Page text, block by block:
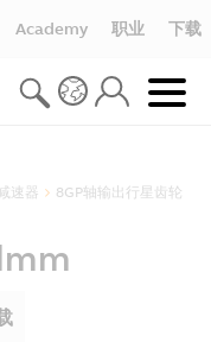
Academy 职业 下载
速器
8GP轴输出行星齿轮